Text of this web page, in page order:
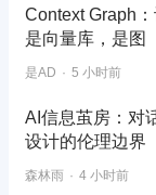
Context Graph
是向量库，是图
是AD 5 小时前
AI信息茧房：对
设计的伦理边界
森林雨 4 小时前